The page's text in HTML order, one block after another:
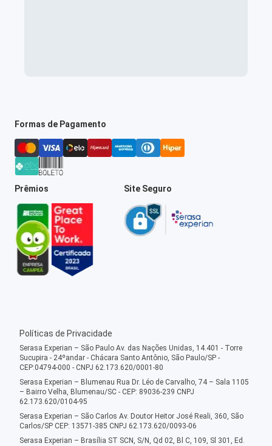
Formas de Pagamento
Prêmios Site Seguro
Políticas de Privacidade
Serasa Experian – São Paulo Av. das Nações Unidas, 14.401 - Torre
Sucupira - 24ºandar - Chácara Santo Antônio, São Paulo/SP -
CEP:04794-000 - CNPJ 62.173.620/0001-80
Serasa Experian – Blumenau Rua Dr. Léo de Carvalho, 74 – Sala 1105
– Bairro Velha, Blumenau/SC - CEP: 89036-239 CNPJ
62.173.620/0104-95
Serasa Experian – São Carlos Av. Doutor Heitor José Reali, 360, São
Carlos/SP CEP: 13571-385 CNPJ 62.173.620/0093-06
Serasa Experian – Brasília ST SCN, S/N, Qd 02, Bl C, 109, Sl 301, Ed.